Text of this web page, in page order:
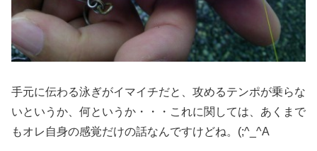
手元に伝わる泳ぎがイマイチだと、攻めるテンポが乗らな
いというか、何というか・・・これに関しては、あくまで
もオレ自身の感覚だけの話なんですけどね。(;^_^A